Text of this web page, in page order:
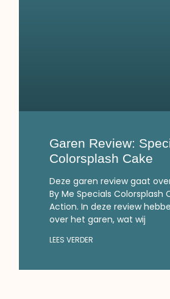
Garen Review:
Colorsplash Cake
Deze garen review gaat
By Me Specials Colorsplash
Action. In deze review
over het garen, wat wij
LEES VERDER